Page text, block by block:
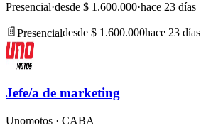
Presencial·desde $ 1.600.000·hace 23 días
Presencialdesde $ 1.600.000hace 23 días
Jefe/a de marketing
Unomotos · CABA